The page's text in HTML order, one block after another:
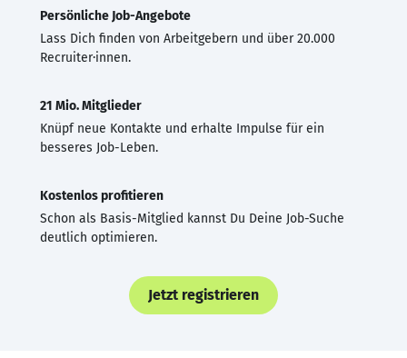
Persönliche Job-Angebote
Lass Dich finden von Arbeitgebern und über 20.000
Recruiter·innen.
21 Mio. Mitglieder
Knüpf neue Kontakte und erhalte Impulse für ein
besseres Job-Leben.
Kostenlos profitieren
Schon als Basis-Mitglied kannst Du Deine Job-Suche
deutlich optimieren.
Jetzt registrieren